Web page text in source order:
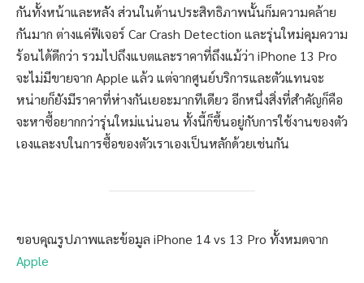
กันทั้งหน้าและหลัง ส่วนในด้านประสิทธิภาพนั้นก็มความคล้าย
กันมาก ต่างแค่ฟีเจอร์ Car Crash Detection และรุ่นใหม่คุมความ
ร้อนได้ดีกว่า รวมไปถึงแบตและราคาที่ถึงแม้ว่า iPhone 13 Pro
จะไม่มีขายจาก Apple แล้ว แต่จากศูนย์บริการและตัวแทนจะ
หน่ายก็ยังมีราคาที่ห่างกันเยอะมากทีเดียว อีกหนึ่งสิ่งที่สำคัญก็คือ
จะหาซื้อยากกว่ารุ่นใหม่แน่นอน ทั้งนี้ก็ขึ้นอยู่กับการใช้งานของตัว
เองและงบในการซื้อของตัวเราเองเป็นหลักด้วยเช่นกัน
ขอบคุณรูปภาพและข้อมูล iPhone 14 vs 13 Pro ทั้งหมดจาก
Apple